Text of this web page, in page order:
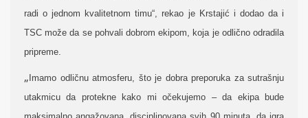
radi o jednom kvalitetnom timu“, rekao je Krstajić i dodao da i
TSC može da se pohvali dobrom ekipom, koja je odlično odradila
pripreme.
„ Imamo odličnu atmosferu, što je dobra preporuka za sutrašnju
utakmicu da protekne kako mi očekujemo – da ekipa bude